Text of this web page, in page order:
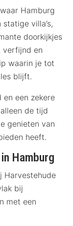
Hamburg
villa’s,
doorkijkjes
verfijnd en
waarin je tot
blijft.
en een zekere
de tijd
genieten van
heeft.
Hamburg
Harvestehude
bij
met een